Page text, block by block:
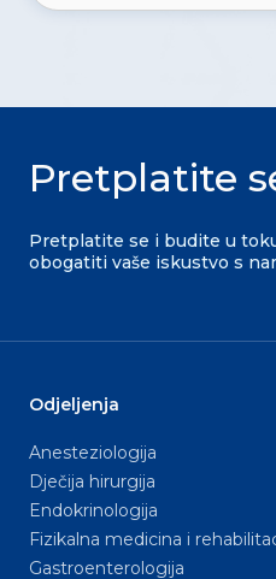
Pretplatite
Pretplatite se i budite u
obogatiti vaše iskustvo s
Odjeljenja
Anesteziologija
Dječija hirurgija
Endokrinologija
Fizikalna medicina i
Gastroenterologija